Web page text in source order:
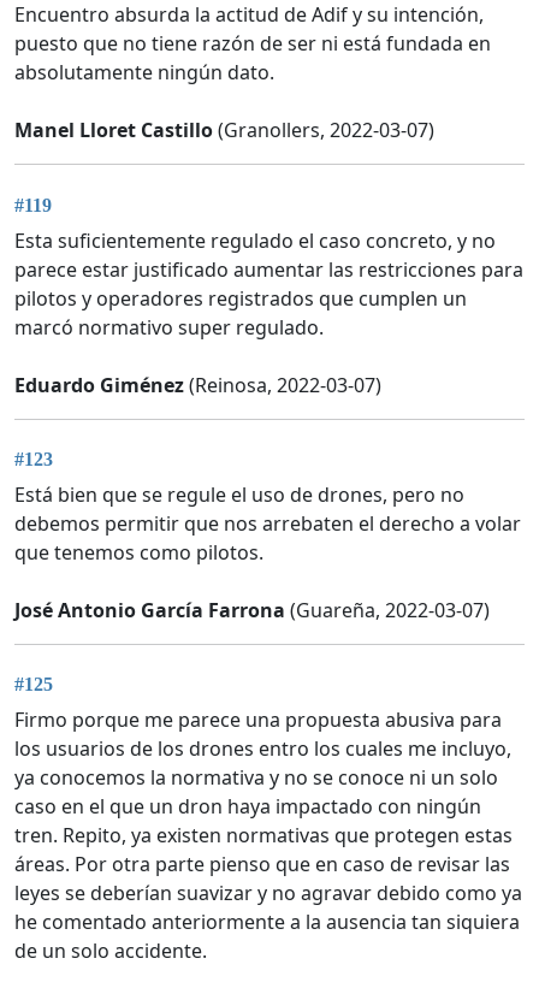
Encuentro absurda la actitud de Adif y su intención,
puesto que no tiene razón de ser ni está fundada en
absolutamente ningún dato.
Manel Lloret Castillo(Granollers, 2022-03-07)
#119
Esta suficientemente regulado el caso concreto, y no
parece estar justificado aumentar las restricciones para
pilotos y operadores registrados que cumplen un
marcó normativo super regulado.
Eduardo Giménez(Reinosa, 2022-03-07)
#123
Está bien que se regule el uso de drones, pero no
debemos permitir que nos arrebaten el derecho a volar
que tenemos como pilotos.
José Antonio García Farrona (Guareña, 2022-03-07)
#125
Firmo porque me parece una propuesta abusiva para
los usuarios de los drones entro los cuales me incluyo,
ya conocemos la normativa y no se conoce ni un solo
caso en el que un dron haya impactado con ningún
tren. Repito, ya existen normativas que protegen estas
áreas. Por otra parte pienso que en caso de revisar las
leyes se deberían suavizar y no agravar debido como ya
he comentado anteriormente a la ausencia tan siquiera
de un solo accidente.